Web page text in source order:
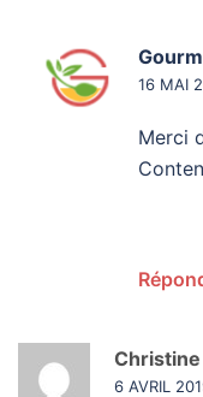
16 MAI
Merci
Christine
6 AVRIL